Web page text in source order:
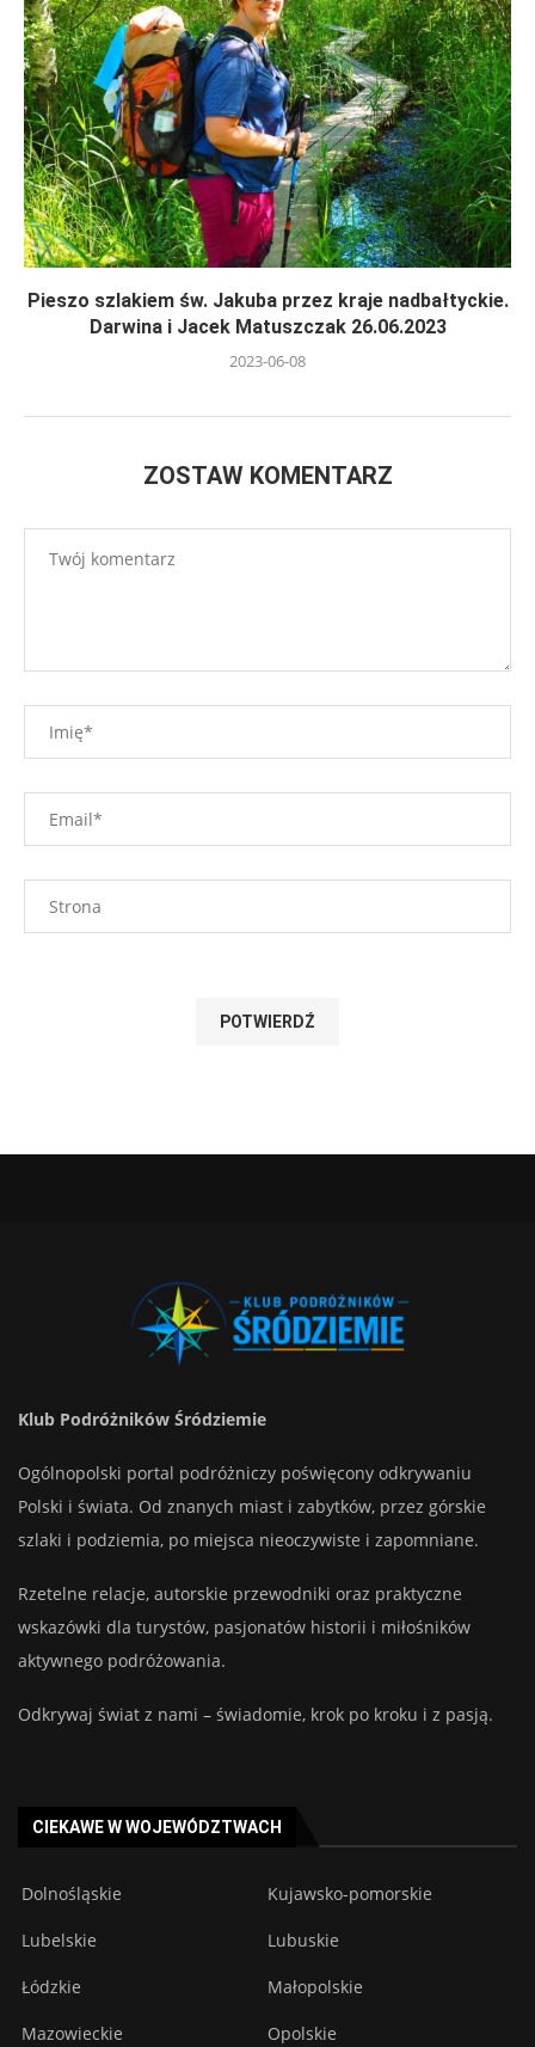
Pieszo szlakiem św. Jakuba przez kraje nadbałtyckie.
Darwina i Jacek Matuszczak 26.06.2023
2023-06-08
ZOSTAW KOMENTARZ
Klub Podróżników Śródziemie
Ogólnopolski portal podróżniczy poświęcony odkrywaniu
Polski i świata. Od znanych miast i zabytków, przez górskie
szlaki i podziemia, po miejsca nieoczywiste i zapomniane.
Rzetelne relacje, autorskie przewodniki oraz praktyczne
wskazówki dla turystów, pasjonatów historii i miłośników
aktywnego podróżowania.
Odkrywaj świat z nami – świadomie, krok po kroku i z pasją.
CIEKAWE W WOJEWÓDZTWACH
Dolnośląskie Kujawsko-pomorskie
Lubelskie Lubuskie
Łódzkie Małopolskie
Mazowieckie Opolskie